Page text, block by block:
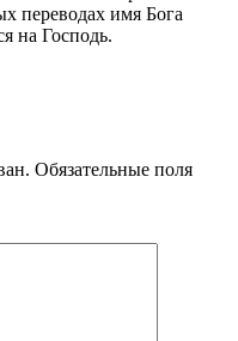
переводах имя Бога
на Господь.
Обязательные поля